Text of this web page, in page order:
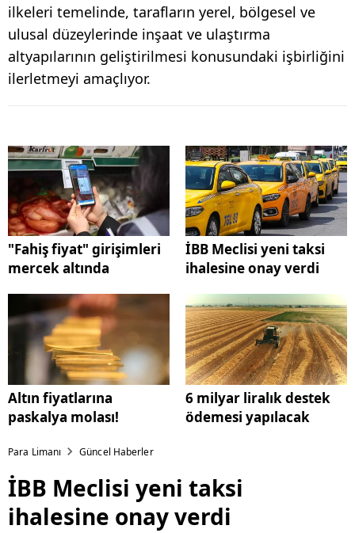
ilkeleri temelinde, tarafların yerel, bölgesel ve
ulusal düzeylerinde inşaat ve ulaştırma
altyapılarının geliştirilmesi konusundaki işbirliğini
ilerletmeyi amaçlıyor.
"Fahiş fiyat" girişimleri
mercek altında
İBB Meclisi yeni taksi
ihalesine onay verdi
Altın fiyatlarına
paskalya molası!
6 milyar liralık destek
ödemesi yapılacak
Para Limanı Güncel Haberler
İBB Meclisi yeni taksi
ihalesine onay verdi